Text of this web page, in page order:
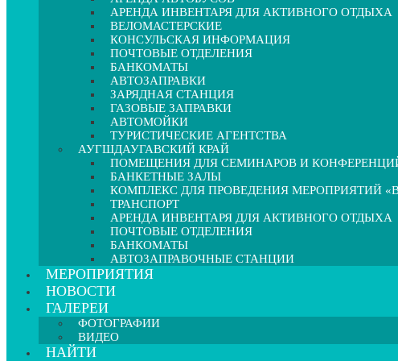
АРЕНДА ИНВЕНТАРЯ ДЛЯ АКТИВНОГО ОТДЫХА
ВЕЛОМАСТЕРСКИЕ
КОНСУЛЬСКАЯ ИНФОРМАЦИЯ
ПОЧТОВЫЕ ОТДЕЛЕНИЯ
БАНКОМАТЫ
АВТОЗАПРАВКИ
ЗАРЯДНАЯ СТАНЦИЯ
ГАЗОВЫЕ ЗАПРАВКИ
АВТОМОЙКИ
ТУРИСТИЧЕСКИЕ АГЕНТСТВА
АУГШДАУГАВСКИЙ КРАЙ
ПОМЕЩЕНИЯ ДЛЯ СЕМИНАРОВ И
БАНКЕТНЫЕ ЗАЛЫ
КОМПЛЕКС ДЛЯ ПРОВЕДЕНИЯ МЕРОПРИЯТИЙ
ТРАНСПОРТ
АРЕНДА ИНВЕНТАРЯ ДЛЯ АКТИВНОГО ОТДЫХА
ПОЧТОВЫЕ ОТДЕЛЕНИЯ
БАНКОМАТЫ
АВТОЗАПРАВОЧНЫЕ СТАНЦИИ
МЕРОПРИЯТИЯ
НОВОСТИ
ГАЛЕРЕИ
ФОТОГРАФИИ
ВИДЕО
НАЙТИ